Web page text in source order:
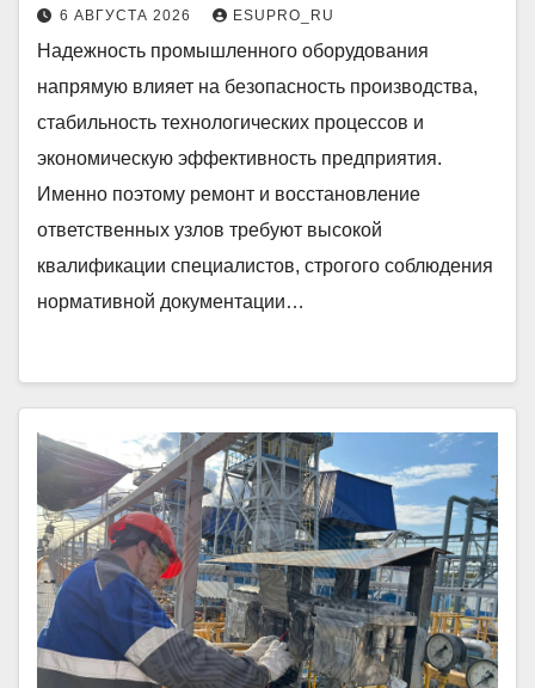
6 АВГУСТА 2026 ESUPRO_RU
Надежность промышленного оборудования
напрямую влияет на безопасность производства,
стабильность технологических процессов и
экономическую эффективность предприятия.
Именно поэтому ремонт и восстановление
ответственных узлов требуют высокой
квалификации специалистов, строгого соблюдения
нормативной документации…